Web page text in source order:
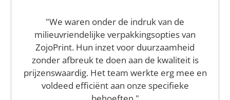
"We waren onder de indruk van de
milieuvriendelijke verpakkingsopties van
ZojoPrint. Hun inzet voor duurzaamheid
zonder afbreuk te doen aan de kwaliteit is
prijzenswaardig. Het team werkte erg mee en
voldeed efficiënt aan onze specifieke